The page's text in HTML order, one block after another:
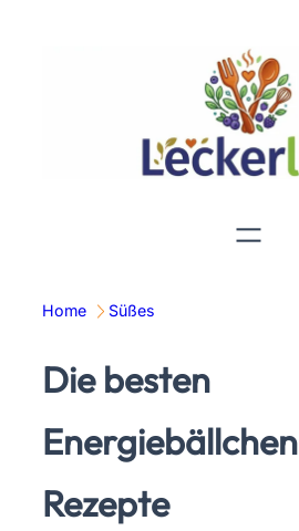
Home Süßes
Die besten
Energiebällchen
Rezepte